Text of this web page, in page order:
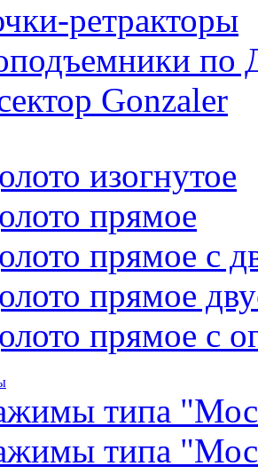
ретракторы
по
Gonzaler
изогнутое
прямое
прямое с
прямое
прямое с
типа
типа